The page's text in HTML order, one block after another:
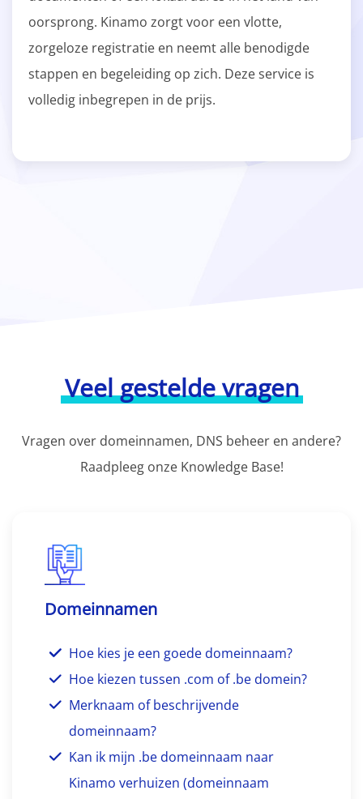
oorsprong. Kinamo zorgt voor een vlotte,
zorgeloze registratie en neemt alle benodigde
stappen en begeleiding op zich. Deze service is
volledig inbegrepen in de prijs.
Veel gestelde vragen
Vragen over domeinnamen, DNS beheer en andere?
Raadpleeg onze Knowledge Base!
Domeinnamen
Hoe kies je een goede domeinnaam?
Hoe kiezen tussen .com of .be domein?
Merknaam of beschrijvende
domeinnaam?
Kan ik mijn .be domeinnaam naar
Kinamo verhuizen (domeinnaam